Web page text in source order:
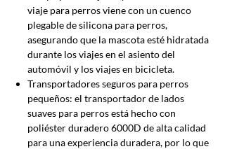
viaje para perros viene con un cuenco
plegable de silicona para perros,
asegurando que la mascota esté hidratada
durante los viajes en el asiento del
automóvil y los viajes en bicicleta.
Transportadores seguros para perros
pequeños: el transportador de lados
suaves para perros está hecho con
poliéster duradero 6000D de alta calidad
para una experiencia duradera, por lo que